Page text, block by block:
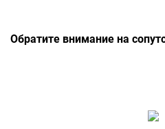
Обратите внимание на